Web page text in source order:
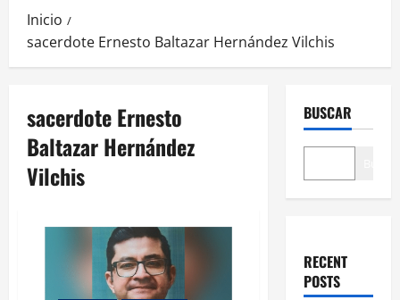
Inicio
sacerdote Ernesto Baltazar Hernández Vilchis
sacerdote Ernesto
Baltazar Hernández
Vilchis
BUSCAR
RECENT
POSTS